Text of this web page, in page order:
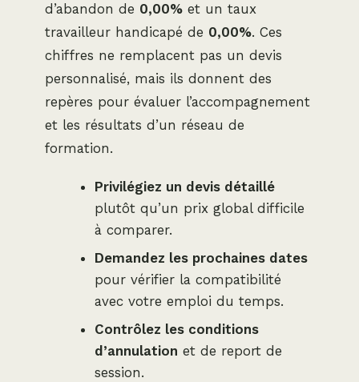
d’abandon de 0,00% et un taux
travailleur handicapé de 0,00%. Ces
chiffres ne remplacent pas un devis
personnalisé, mais ils donnent des
repères pour évaluer l’accompagnement
et les résultats d’un réseau de
formation.
Privilégiez un devis détaillé
plutôt qu’un prix global difficile
à comparer.
Demandez les prochaines dates
pour vérifier la compatibilité
avec votre emploi du temps.
Contrôlez les conditions
d’annulation et de report de
session.